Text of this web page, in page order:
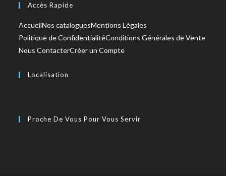
Accès Rapide
AccueilNos cataloguesMentions Légales
Politique de ConfidentialitéConditions Générales de Vente
Nous ContacterCréer un Compte
Localisation
Proche De Vous Pour Vous Servir